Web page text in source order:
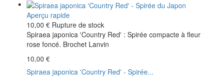
Aperçu rapide
10,00 € Rupture de stock
Spiraea japonica 'Country Red' : Spirée compacte à fleur
rose foncé. Brochet Lanvin
10,00 €
Spiraea japonica 'Country Red' - Spirée...